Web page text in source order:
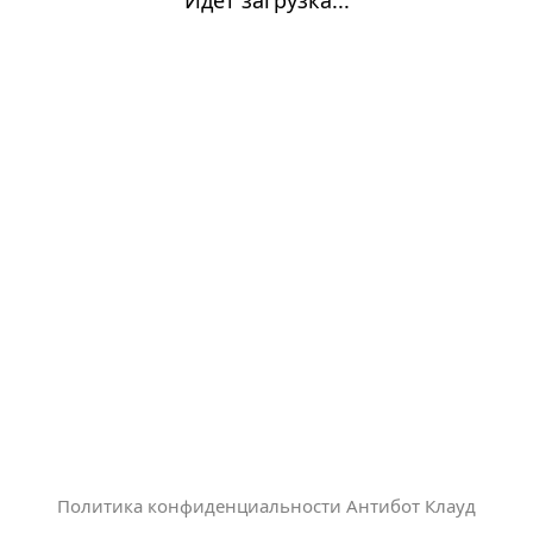
Политика конфиденциальности Антибот Клауд